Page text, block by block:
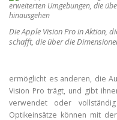
Die Apple Vision Pro in Aktion,
schafft, die über die
ermöglicht es anderen, die
Vision Pro trägt, und gibt
verwendet oder
Optikeinsätze können mit